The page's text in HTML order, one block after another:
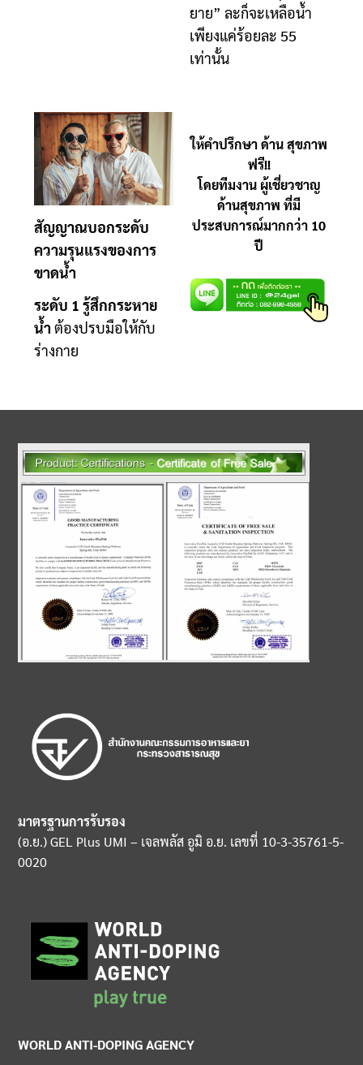
ยาย” ละก็จะเหลือน้ำ
เพียงแค่ร้อยละ 55
เท่านั้น
สัญญาณบอกระดับ
ความรุนแรงของการ
ขาดน้ำ
ระดับ 1 รู้สึกกระหาย
น้ำ ต้องปรบมือให้กับ
ร่างกาย
ให้คำปรึกษา ด้าน สุขภาพ
ฟรี!!
โดยทีมงาน ผู้เชี่ยวชาญ
ด้านสุขภาพ ที่มี
ประสบการณ์มากกว่า 10
ปี
มาตรฐานการรับรอง
(อ.ย.) GEL Plus UMI – เจลพลัส อูมิ อ.ย. เลขที่ 10-3-35761-5-
0020
WORLD ANTI-DOPING AGENCY